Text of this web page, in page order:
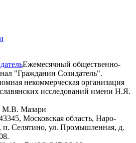
Ежемесячный общественно-
"Гражданин Созидатель".
некоммерческая организация
исследований имени Н.Я.
М.В. Мазари
Московская область, Наро-
Селятино, ул. Промышленная, д.